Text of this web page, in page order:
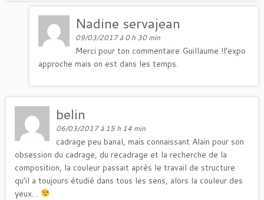
Nadine servajean
09/03/2017 à 0 h 30 min
Merci pour ton commentaire Guillaume !l’expo
approche mais on est dans les temps.
belin
06/03/2017 à 15 h 14 min
cadrage peu banal, mais connaissant Alain pour son
obsession du cadrage, du recadrage et la recherche de la
composition, la couleur passait après le travail de structure
qu’il a toujours étudié dans tous les sens, alors la couleur des
yeux…